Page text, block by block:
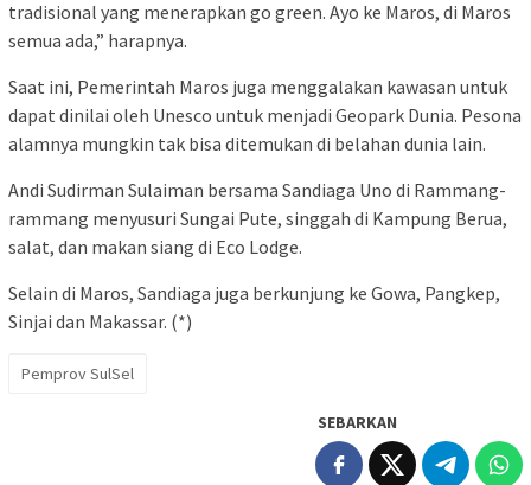
tradisional yang menerapkan go green. Ayo ke Maros, di Maros
semua ada,” harapnya.
Saat ini, Pemerintah Maros juga menggalakan kawasan untuk
dapat dinilai oleh Unesco untuk menjadi Geopark Dunia. Pesona
alamnya mungkin tak bisa ditemukan di belahan dunia lain.
Andi Sudirman Sulaiman bersama Sandiaga Uno di Rammang-
rammang menyusuri Sungai Pute, singgah di Kampung Berua,
salat, dan makan siang di Eco Lodge.
Selain di Maros, Sandiaga juga berkunjung ke Gowa, Pangkep,
Sinjai dan Makassar. (*)
Pemprov SulSel
SEBARKAN